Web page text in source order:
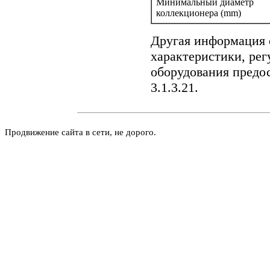
коллекционера (mm)
Другая информация
характеристики,
оборудования
3.1.3.21 .
Продвижение сайта в сети, не дорого.